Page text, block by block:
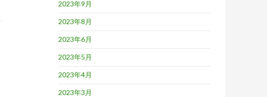
2023年9月
2023年8月
2023年6月
2023年5月
2023年4月
2023年3月